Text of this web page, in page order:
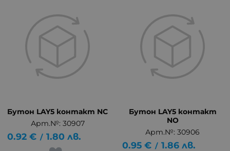
Бутон LAY5 контакт NC
Арт.№: 30907
0.92 € / 1.80 лв.
Бутон LAY5 контакт
NO
Арт.№: 30906
0.95 € / 1.86 лв.